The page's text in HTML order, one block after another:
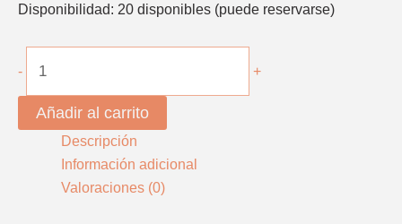
Disponibilidad: 20 disponibles (puede reservarse)
- +
Añadir al carrito
Descripción
Información adicional
Valoraciones (0)